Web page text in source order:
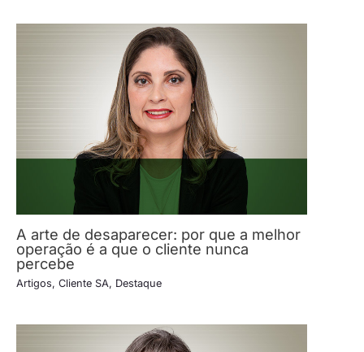
A arte de desaparecer: por que a melhor
operação é a que o cliente nunca
percebe
Artigos, Cliente SA, Destaque